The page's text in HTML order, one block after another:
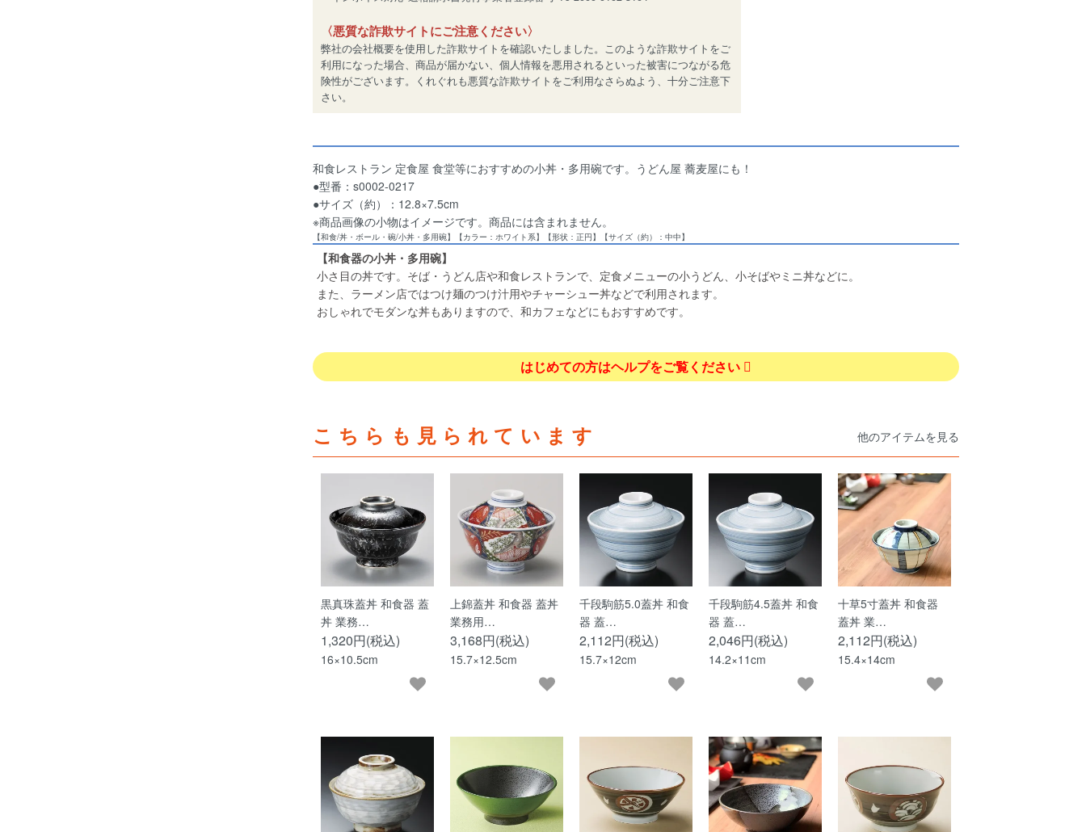
〈悪質な詐欺サイトにご注意ください〉
弊社の会社概要を使用した詐欺サイトを確認いたしました。このような詐欺サイトをご
利用になった場合、商品が届かない、個人情報を悪用されるといった被害につながる危
険性がございます。くれぐれも悪質な詐欺サイトをご利用なさらぬよう、十分ご注意下
さい。
和食レストラン 定食屋 食堂等におすすめの小丼・多用碗です。うどん屋 蕎麦屋にも！
●型番：s0002-0217
●サイズ（約）：12.8×7.5cm
※商品画像の小物はイメージです。商品には含まれません。
【和食/丼・ボール・碗/小丼・多用碗】【カラー：ホワイト系】【形状：正円】【サイズ（約）：中中】
【和食器の小丼・多用碗】
小さ目の丼です。そば・うどん店や和食レストランで、定食メニューの小うどん、小そばやミニ丼などに。
また、ラーメン店ではつけ麺のつけ汁用やチャーシュー丼などで利用されます。
おしゃれでモダンな丼もありますので、和カフェなどにもおすすめです。
はじめての方はヘルプをご覧ください
こちらも見られています 他のアイテムを見る
黒真珠蓋丼 和食器 蓋
丼 業務…
1,320円(税込)
16×10.5cm
上錦蓋丼 和食器 蓋丼
業務用…
3,168円(税込)
15.7×12.5cm
千段駒筋5.0蓋丼 和食
器 蓋…
2,112円(税込)
15.7×12cm
千段駒筋4.5蓋丼 和食
器 蓋…
2,046円(税込)
14.2×11cm
十草5寸蓋丼 和食器
蓋丼 業…
2,112円(税込)
15.4×14cm